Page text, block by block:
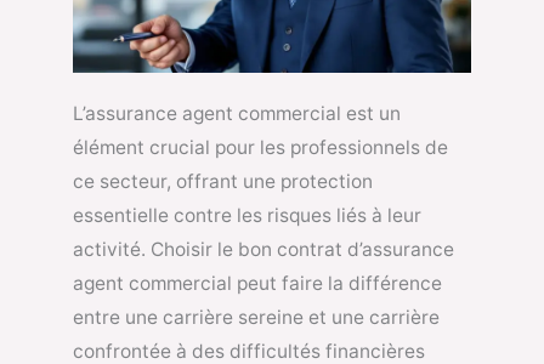
L’assurance agent commercial est un
élément crucial pour les professionnels de
ce secteur, offrant une protection
essentielle contre les risques liés à leur
activité. Choisir le bon contrat d’assurance
agent commercial peut faire la différence
entre une carrière sereine et une carrière
confrontée à des difficultés financières